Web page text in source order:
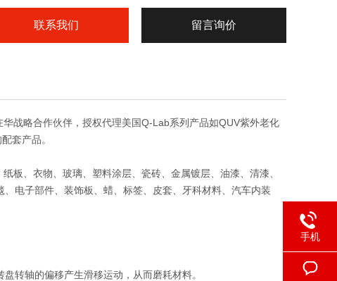
联系我们 留言询价
战略合作伙伴，授权代理美国Q-Lab系列产品如QUV紫外老化
套产品。
板、衣物、玻璃、塑料涂层、瓷砖、金属镀层、油漆、清漆、
电子部件、装饰板、蜡、标签、皮套、牙科材料、汽车内装
转轴的偏移产生滑移运动，从而磨耗材料。
手机